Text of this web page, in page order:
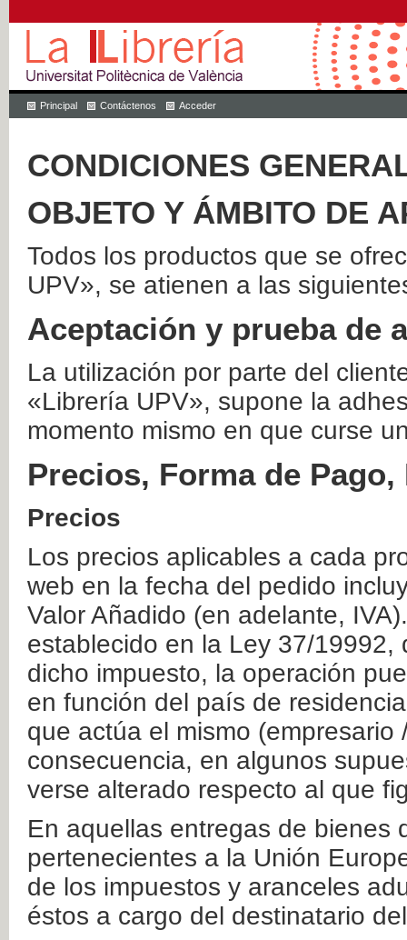
Principal Contáctenos Acceder
CONDICIONES
OBJETO Y ÁMBITO DE
Todos los productos que se
UPV», se atienen a las
Aceptación y prueba de
La utilización por parte del
«Librería UPV», supone la
momento mismo en que curse
Precios, Forma de
Precios
Los precios aplicables a cada
web en la fecha del pedido
Valor Añadido (en adelante,
establecido en la Ley 37/
dicho impuesto, la operación
en función del país de
que actúa el mismo
consecuencia, en algunos
verse alterado respecto al que
En aquellas entregas de bienes
pertenecientes a la Unión
de los impuestos y aranceles
éstos a cargo del destinatario